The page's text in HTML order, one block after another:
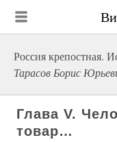
Россия крепостная.
Тарасов Борис
Глава V.
товар…